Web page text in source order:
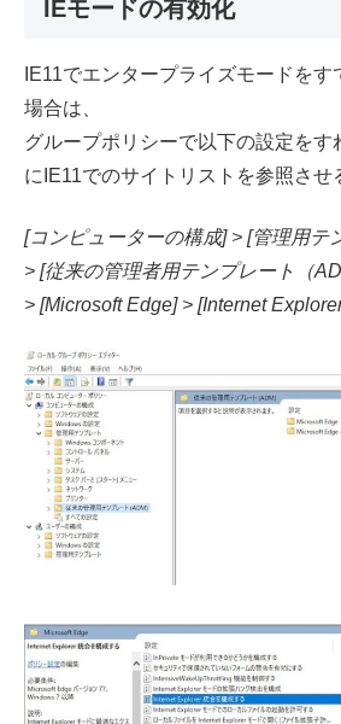
IEモードの有効化
IE11でエンタープライズモードを
場合は、
グループポリシーで以下の設定をす
にIE11でのサイトリストを参照させ
[コンピューターの構成] > [管理用テ
> [従来の管理者用テンプレート（
> [Microsoft Edge] > [Internet